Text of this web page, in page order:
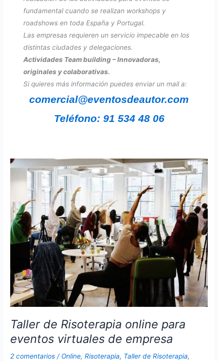
fundamental cuando se realizan workshops y
roadshows en toda España y Portugal.
Las empresas requieren un servicio impecable en los
distintas ciudades y delegaciones.
Actividades Team building – Innovadoras,
originales y colaborativas.
Si quieres más información puedes enviar un mail a:
comercial@eventosdeautor.com
Teléfono: 91 534 48 06
Taller de Risoterapia online para
eventos virtuales de empresa
2 comentarios / Online,Risoterapia, Taller de Risoterapia,